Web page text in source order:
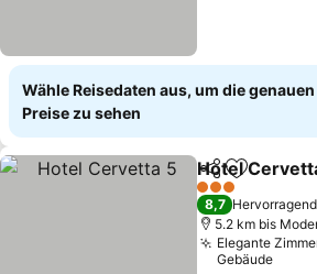
Wähle Reisedaten aus, um die genauen
Preise zu sehen
TeilenZu
Hotel
3 Sterne
8,7 Hervorragend
5.2 km bis
Elegante
Gebäude